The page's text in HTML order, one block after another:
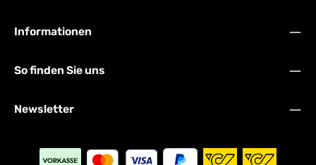
Informationen
So finden Sie uns
Newsletter